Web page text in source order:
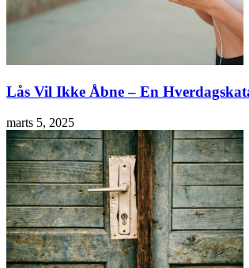
Lås Vil Ikke Åbne – En
marts 5, 2025